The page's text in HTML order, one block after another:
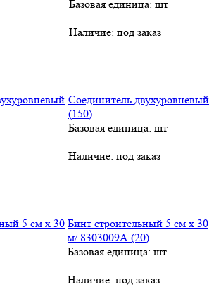
Базовая единица: шт
Наличие: под заказ
Соединитель двухуровневый
(150)
Базовая единица: шт
Наличие: под заказ
Бинт строительный 5 см х 30
м/ 8303009А (20)
Базовая единица: шт
Наличие: под заказ